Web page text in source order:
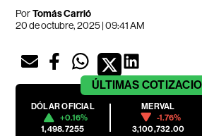
PorTomás Carrió
20 de octubre, 2025 | 09:41 AM
ÚLTIMAS
DÓLAR OFICIAL
+0.16%
1,498.7255
MERVAL
-1.76%
3,100,732.00